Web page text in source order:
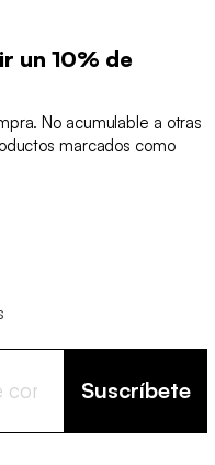
un 10% de
No acumulable a otras
marcados como
Suscríbete